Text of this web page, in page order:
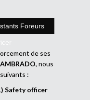
Foreurs
de ses
, nous
:
Safety officer